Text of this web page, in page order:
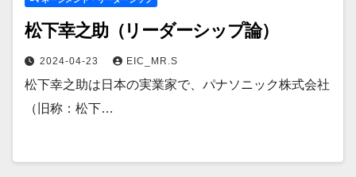
松下幸之助（リーダーシップ論）
2024-04-23 EIC_MR.S
松下幸之助は日本の実業家で、パナソニック株式会社
（旧称：松下…